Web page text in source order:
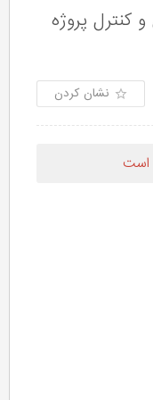
کنترل پروژه
نشان کردن
است